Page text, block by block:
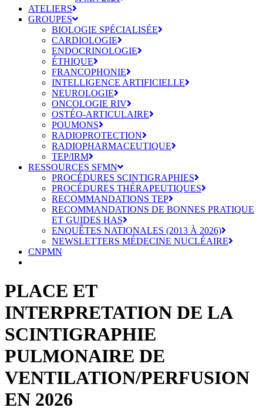
ATELIERS
GROUPES
BIOLOGIE SPÉCIALISÉE
CARDIOLOGIE
ENDOCRINOLOGIE
ÉTHIQUE
FRANCOPHONIE
INTELLIGENCE ARTIFICIELLE
NEUROLOGIE
ONCOLOGIE RIV
OSTÉO-ARTICULAIRE
POUMONS
RADIOPROTECTION
RADIOPHARMACEUTIQUE
TEP/IRM
RESSOURCES SFMN
PROCÉDURES SCINTIGRAPHIES
PROCÉDURES THÉRAPEUTIQUES
RECOMMANDATIONS TEP
RECOMMANDATIONS DE BONNES PRATIQUE
ET GUIDES HAS
ENQUÊTES NATIONALES (2013 À 2026)
NEWSLETTERS MÉDECINE NUCLÉAIRE
CNPMN
PLACE ET
INTERPRETATION DE LA
SCINTIGRAPHIE
PULMONAIRE DE
VENTILATION/PERFUSION
EN 2026